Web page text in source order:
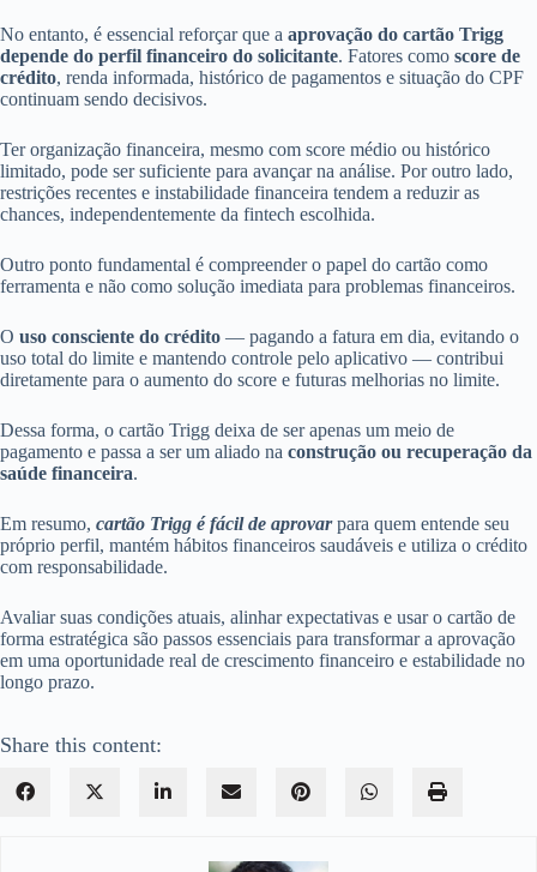
No entanto, é essencial reforçar que a aprovação do cartão Trigg
depende do perfil financeiro do solicitante. Fatores como score de
crédito, renda informada, histórico de pagamentos e situação do CPF
continuam sendo decisivos.
Ter organização financeira, mesmo com score médio ou histórico
limitado, pode ser suficiente para avançar na análise. Por outro lado,
restrições recentes e instabilidade financeira tendem a reduzir as
chances, independentemente da fintech escolhida.
Outro ponto fundamental é compreender o papel do cartão como
ferramenta e não como solução imediata para problemas financeiros.
O uso consciente do crédito — pagando a fatura em dia, evitando o
uso total do limite e mantendo controle pelo aplicativo — contribui
diretamente para o aumento do score e futuras melhorias no limite.
Dessa forma, o cartão Trigg deixa de ser apenas um meio de
pagamento e passa a ser um aliado na construção ou recuperação da
saúde financeira.
Em resumo, cartão Trigg é fácil de aprovarpara quem entende seu
próprio perfil, mantém hábitos financeiros saudáveis e utiliza o crédito
com responsabilidade.
Avaliar suas condições atuais, alinhar expectativas e usar o cartão de
forma estratégica são passos essenciais para transformar a aprovação
em uma oportunidade real de crescimento financeiro e estabilidade no
longo prazo.
Share this content: